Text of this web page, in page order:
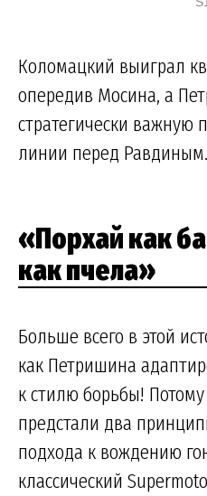
Коломацкий выиграл
опередив Мосина, а
стратегически важную
линии перед
«Порхай как
как пчела»
Больше всего в этой
как Петришина
к стилю борьбы!
предстали два
подхода к вождению
классический